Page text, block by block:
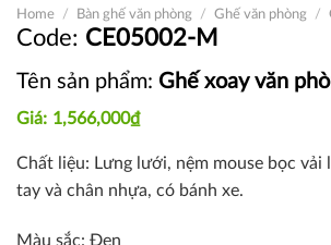
Home / Bàn ghế văn phòng / Ghế văn phòng /
CE05002-M
Tên sản phẩm: Ghế xoay văn
1,566,000₫
Chất liệu: Lưng lưới, nệm mouse bọc vải
tay và chân nhựa, có bánh xe.
Màu sắc: Đen